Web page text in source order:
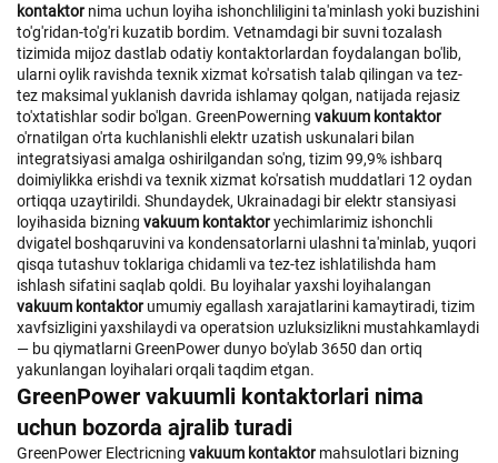
kontaktor nima uchun loyiha ishonchliligini ta'minlash yoki buzishini
to'g'ridan-to'g'ri kuzatib bordim. Vetnamdagi bir suvni tozalash
tizimida mijoz dastlab odatiy kontaktorlardan foydalangan bo'lib,
ularni oylik ravishda texnik xizmat ko'rsatish talab qilingan va tez-
tez maksimal yuklanish davrida ishlamay qolgan, natijada rejasiz
to'xtatishlar sodir bo'lgan. GreenPowerning vakuum kontaktor
o'rnatilgan o'rta kuchlanishli elektr uzatish uskunalari bilan
integratsiyasi amalga oshirilgandan so'ng, tizim 99,9% ishbarq
doimiylikka erishdi va texnik xizmat ko'rsatish muddatlari 12 oydan
ortiqqa uzaytirildi. Shundaydek, Ukrainadagi bir elektr stansiyasi
loyihasida bizning vakuum kontaktoryechimlarimiz ishonchli
dvigatel boshqaruvini va kondensatorlarni ulashni ta'minlab, yuqori
qisqa tutashuv toklariga chidamli va tez-tez ishlatilishda ham
ishlash sifatini saqlab qoldi. Bu loyihalar yaxshi loyihalangan
vakuum kontaktor umumiy egallash xarajatlarini kamaytiradi, tizim
xavfsizligini yaxshilaydi va operatsion uzluksizlikni mustahkamlaydi
— bu qiymatlarni GreenPower dunyo bo'ylab 3650 dan ortiq
yakunlangan loyihalari orqali taqdim etgan.
GreenPower vakuumli kontaktorlari nima
uchun bozorda ajralib turadi
GreenPower Electricning vakuum kontaktor mahsulotlari bizning